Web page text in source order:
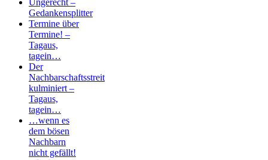
Ungerecht –
Gedankensplitter
Termine über
Termine! –
Tagaus,
tagein…
Der
Nachbarschaftsstreit
kulminiert –
Tagaus,
tagein…
…wenn es
dem bösen
Nachbarn
nicht gefällt!